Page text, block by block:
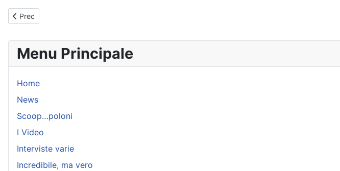
Articolo precedente: Flora
Prec
Menu Principale
Home
News
Scoop…poloni
I Video
Interviste varie
Incredibile, ma vero